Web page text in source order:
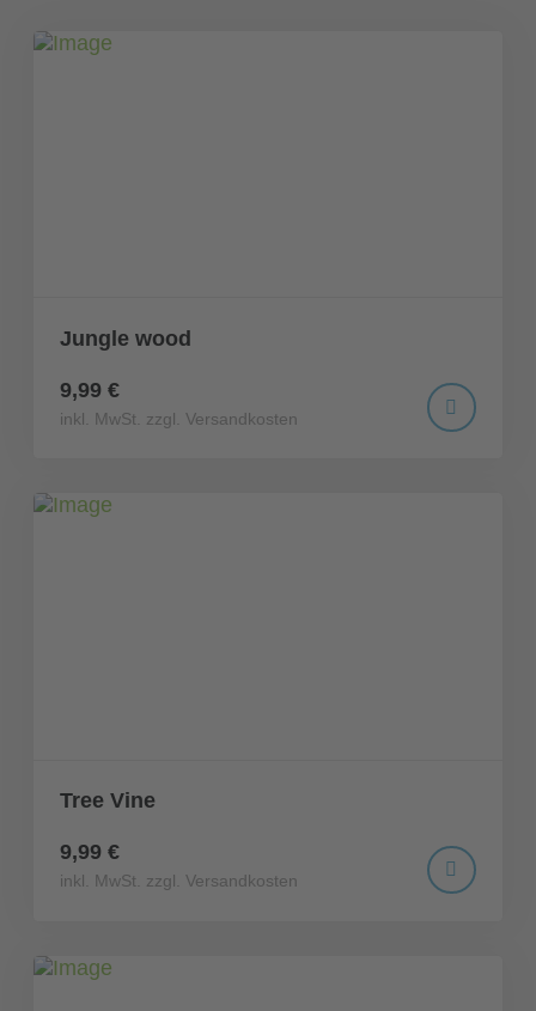
Jungle wood
9,99 €
inkl. MwSt. zzgl. Versandkosten
Tree Vine
9,99 €
inkl. MwSt. zzgl. Versandkosten